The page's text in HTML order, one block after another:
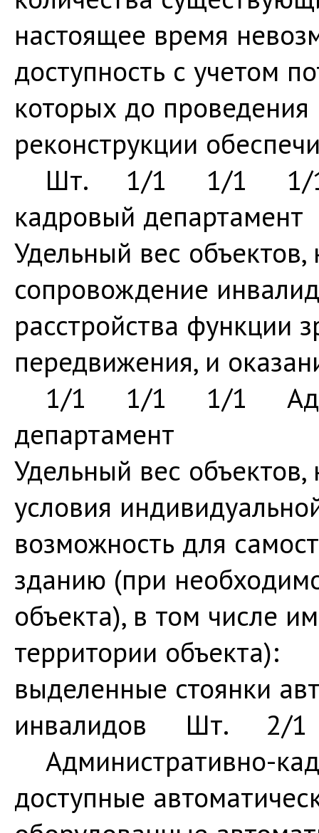
настоящее время
доступность с учетом
которых до
реконструкции
Шт. 1/1 1/1 1/1
кадровый департамент
Удельный вес
сопровождение
расстройства функции
передвижения, и
1/1 1/1 1/1
департамент
Удельный вес
условия
возможность для
зданию (при
объекта), в том числе
территории объекта):
выделенные стоянки
инвалидов Шт.
Административно-
доступные